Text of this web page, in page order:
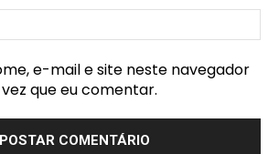
e-mail e site neste navegador
que eu comentar.